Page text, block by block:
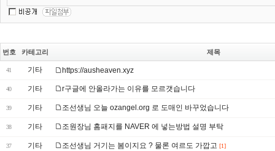
번호 카테고리 제목
41 기타 https://ausheaven.xyz
40 기타 r구글에 안올라가는 이유를 모르갯습니다
39 기타 조선생님 오늘 ozangel.org 로 도매인 바꾸었습니다
38 기타 조원장님 홈패지를 NAVER 에 넣는방법 설명 부탁
37 기타 조선생님 거기는 봄이지요 ? 물론 여르도 가깝고 [1]